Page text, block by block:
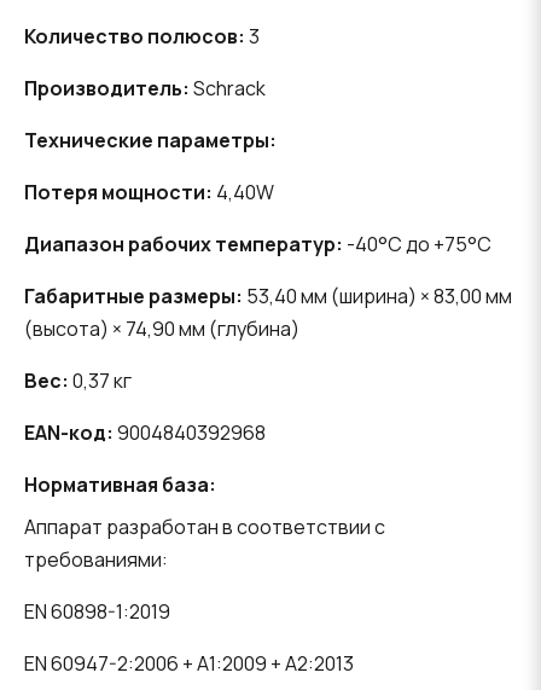
Количество полюсов: 3
Производитель: Schrack
Технические параметры:
Потеря мощности: 4,40W
Диапазон рабочих температур: -40°C до +75°C
Габаритные размеры: 53,40 мм (ширина) × 83,00 мм
(высота) × 74,90 мм (глубина)
Вес: 0,37 кг
EAN-код: 9004840392968
Нормативная база:
Аппарат разработан в соответствии с
требованиями:
EN 60898-1:2019
EN 60947-2:2006 + A1:2009 + A2:2013